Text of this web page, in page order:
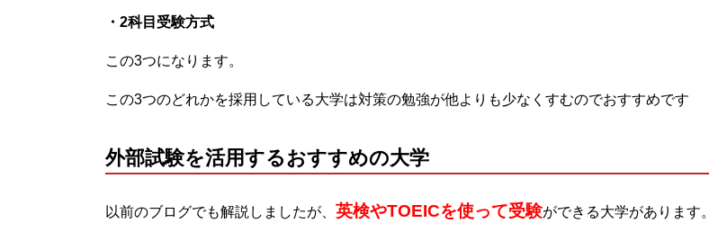
・2科目受験方式
この3つになります。
この3つのどれかを採用している大学は対策の勉強が他よりも少なくすむのでおすすめです
外部試験を活用するおすすめの大学
以前のブログでも解説しましたが、 英検やTOEICを使って受験ができる大学があります。